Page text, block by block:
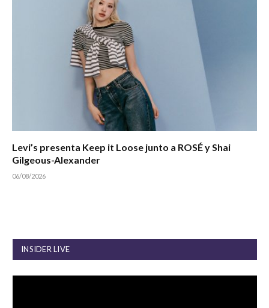
Levi’s presenta Keep it Loose junto a ROSÉ y Shai
Gilgeous-Alexander
06/08/2026
INSIDER LIVE